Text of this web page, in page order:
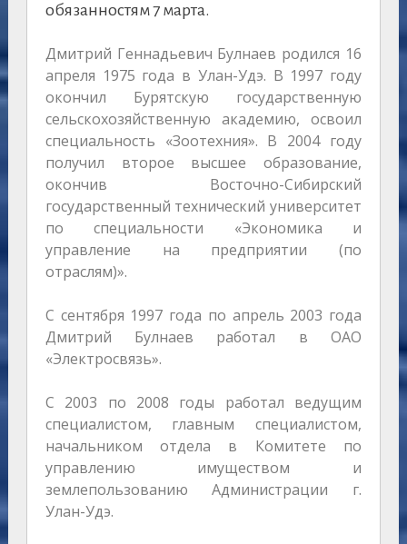
обязанностям 7 марта.
Дмитрий Геннадьевич Булнаев родился 16
апреля 1975 года в Улан-Удэ. В 1997 году
окончил Бурятскую государственную
сельскохозяйственную академию, освоил
специальность «Зоотехния». В 2004 году
получил второе высшее образование,
окончив Восточно-Сибирский
государственный технический университет
по специальности «Экономика и
управление на предприятии (по
отраслям)».
С сентября 1997 года по апрель 2003 года
Дмитрий Булнаев работал в ОАО
«Электросвязь».
С 2003 по 2008 годы работал ведущим
специалистом, главным специалистом,
начальником отдела в Комитете по
управлению имуществом и
землепользованию Администрации г.
Улан-Удэ.